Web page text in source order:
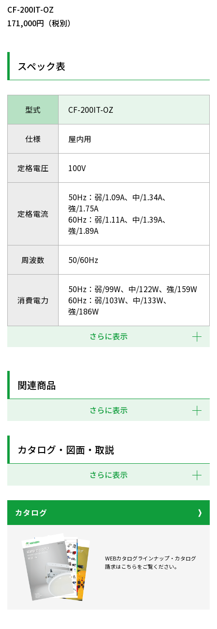
CF-200IT-OZ
171,000円（税別）
スペック表
型式 CF-200IT-OZ
仕様 屋内用
定格電圧 100V
定格電流
50Hz：弱/1.09A、中/1.34A、
強/1.75A
60Hz：弱/1.11A、中/1.39A、
強/1.89A
周波数 50/60Hz
消費電力
50Hz：弱/99W、中/122W、強/159W
60Hz：弱/103W、中/133W、
強/186W
さらに表示
関連商品
さらに表示
カタログ・図面・取説
さらに表示
カタログ
WEBカタログラインナップ・カタログ
請求はこちらをご覧ください。